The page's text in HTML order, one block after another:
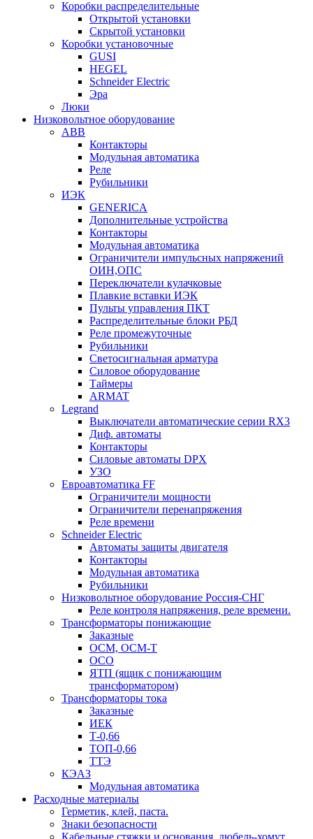
Коробки распределительные
Открытой установки
Скрытой установки
Коробки установочные
GUSI
HEGEL
Schneider Electric
Эра
Люки
Низковольтное оборудование
ABB
Контакторы
Модульная автоматика
Реле
Рубильники
ИЭК
GENERICA
Дополнительные устройства
Контакторы
Модульная автоматика
Ограничители импульсных напряжений
ОИН,ОПС
Переключатели кулачковые
Плавкие вставки ИЭК
Пульты управления ПКТ
Распределительные блоки РБД
Реле промежуточные
Рубильники
Светосигнальная арматура
Силовое оборудование
Таймеры
ARMAT
Legrand
Выключатели автоматические серии RX3
Диф. автоматы
Контакторы
Силовые автоматы DPX
УЗО
Евроавтоматика FF
Ограничители мощности
Ограничители перенапряжения
Реле времени
Schneider Electric
Автоматы защиты двигателя
Контакторы
Модульная автоматика
Рубильники
Низковольтное оборудование Россия-СНГ
Реле контроля напряжения, реле времени.
Трансформаторы понижающие
Заказные
ОСМ, ОСМ-Т
ОСО
ЯТП (ящик с понижающим
трансформатором)
Трансформаторы тока
Заказные
ИЕК
Т-0,66
ТОП-0,66
ТТЭ
КЭАЗ
Модульная автоматика
Расходные материалы
Герметик, клей, паста.
Знаки безопасности
Кабельные стяжки и основания, дюбель-хомут